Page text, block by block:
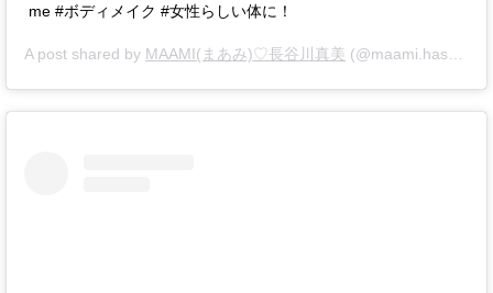
me #ボディメイク #女性らしい体に！
A post shared by MAAMI(まあみ)♡長谷川真美 (@maami.hase) on